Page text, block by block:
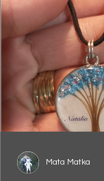
Mata Matka